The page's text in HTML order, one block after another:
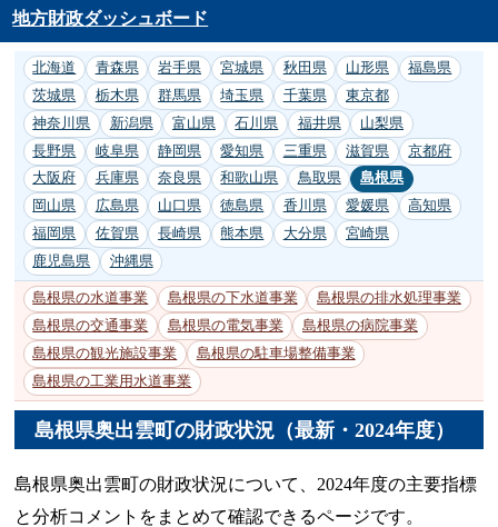
地方財政ダッシュボード
北海道 青森県 岩手県 宮城県 秋田県 山形県
福島県
茨城県
栃木県 群馬県 埼玉県 千葉県
東京都
神奈川県
新潟県 富山県 石川県 福井県
山梨県
長野県
岐阜県 静岡県 愛知県 三重県 滋賀県
京都府
大阪府
兵庫県 奈良県 和歌山県 鳥取県
島根県
岡山県
広島県 山口県 徳島県 香川県 愛媛県
高知県
福岡県
佐賀県 長崎県 熊本県 大分県
宮崎県
鹿児島県
沖縄県
島根県の水道事業 島根県の下水道事業
島根県の排水処理事業
島根県の交通事業
島根県の電気事業
島根県の病院事業
島根県の観光施設事業
島根県の駐車場整備事業
島根県の工業用水道事業
島根県奥出雲町の財政状況（最新・2024年度）
島根県奥出雲町の財政状況について、2024年度の主要指標
と分析コメントをまとめて確認できるページです。